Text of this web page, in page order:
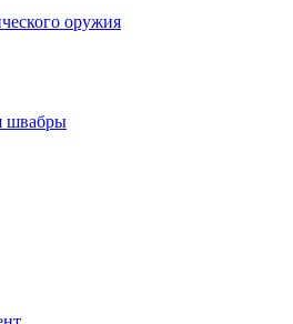
оружия
швабры